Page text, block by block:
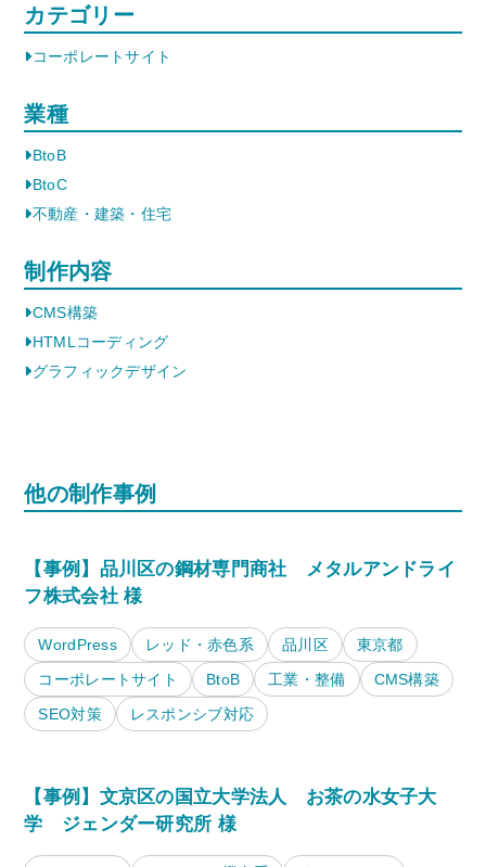
カテゴリー
コーポレートサイト
業種
BtoB
BtoC
不動産・建築・住宅
制作内容
CMS構築
HTMLコーディング
グラフィックデザイン
他の制作事例
【事例】品川区の鋼材専門商社 メタルアンドライ
フ株式会社 様
WordPress レッド・赤色系 品川区
東京都
コーポレートサイト
BtoB 工業・整備
CMS構築
SEO対策
レスポンシブ対応
【事例】文京区の国立大学法人 お茶の水女子大
学 ジェンダー研究所 様